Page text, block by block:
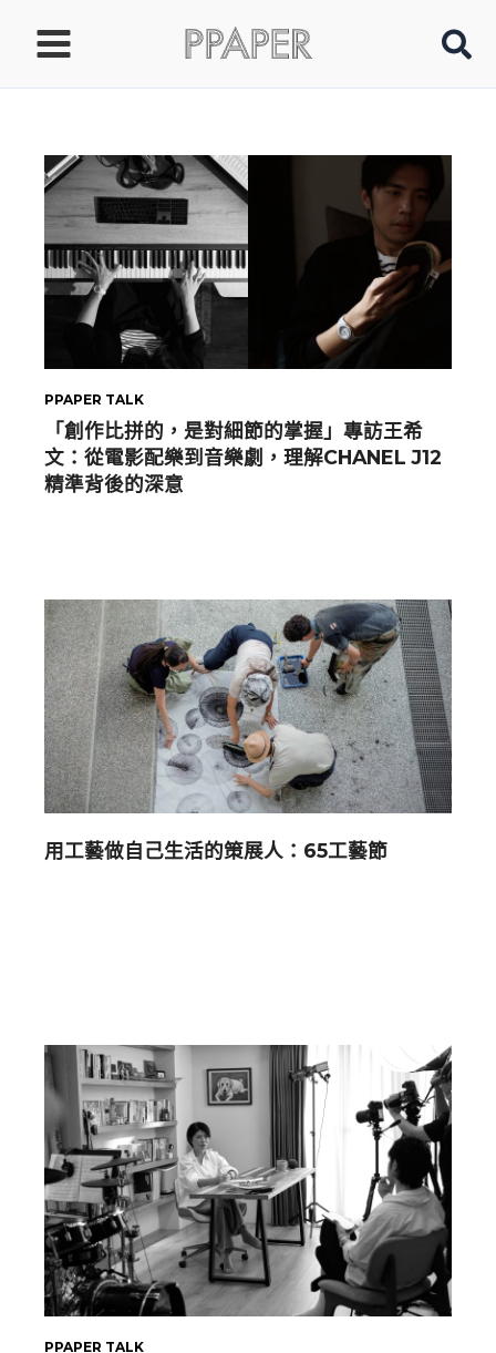
要
PPAPER TALK
「創作比拼的，是對細節的掌握」專訪王希
文：從電影配樂到音樂劇，理解CHANEL J12
精準背後的深意
用工藝做自己生活的策展人：65工藝節
PPAPER TALK